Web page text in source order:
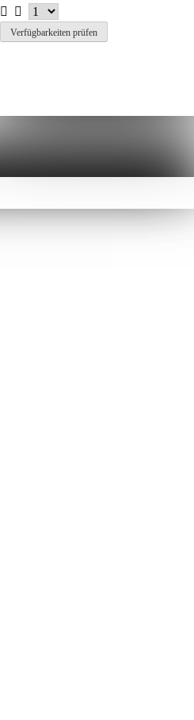
Verfügbarkeiten prüfen